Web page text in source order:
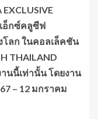
อ็กซ์คลูซีฟ
โลก ในคอลเล็คชัน
THAILAND
านนี้เท่านั้นโดยงาน
– 12 มกราคม